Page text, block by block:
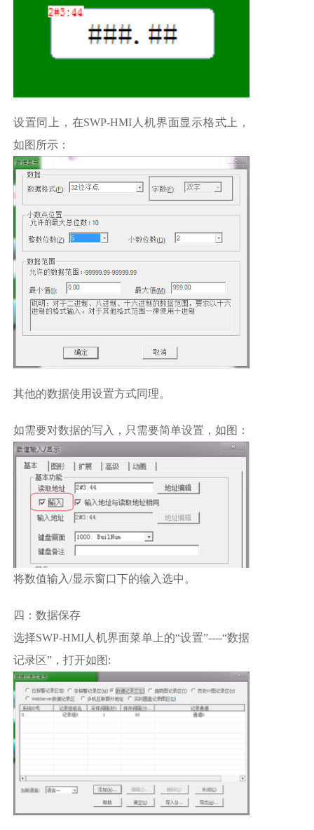
设置同上，在SWP-HMI人机界面显示格式上，
如图所示：
其他的数据使用设置方式同理。
如需要对数据的写入，只需要简单设置，如图：
将数值输入/显示窗口下的输入选中。
四：数据保存
选择SWP-HMI人机界面菜单上的“设置”----“数据
记录区”，打开如图: